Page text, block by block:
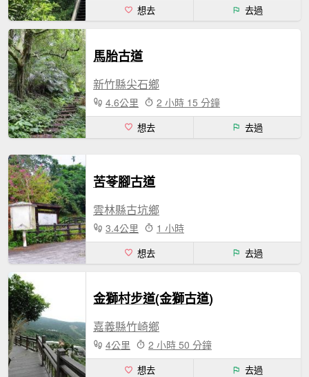
想去 去過
馬胎古道
新竹縣尖石鄉
4.6公里 2 小時 15 分鐘
想去 去過
苦苓腳古道
雲林縣古坑鄉
3.4公里 1 小時
想去 去過
金獅村步道(金獅古道)
嘉義縣竹崎鄉
4公里 2 小時 50 分鐘
想去 去過